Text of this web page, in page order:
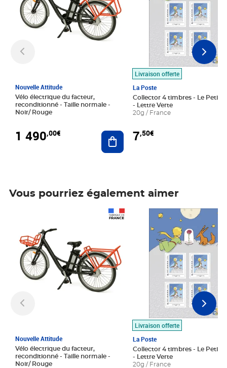
Nouvelle Attitude
Vélo électrique du facteur,
reconditionné - Taille normale -
Noir/ Rouge
1 490,00€ Ajouter au panier
Livraison offerte
La Poste
Collector 4 timbres - Le Petit
- Lettre Verte
20g / France
7,50€
Vous pourriez également aimer
Nouvelle Attitude
Vélo électrique du facteur,
reconditionné - Taille normale -
Noir/ Rouge
Livraison offerte
La Poste
Collector 4 timbres - Le Petit
- Lettre Verte
20g / France
Prix 7,50€